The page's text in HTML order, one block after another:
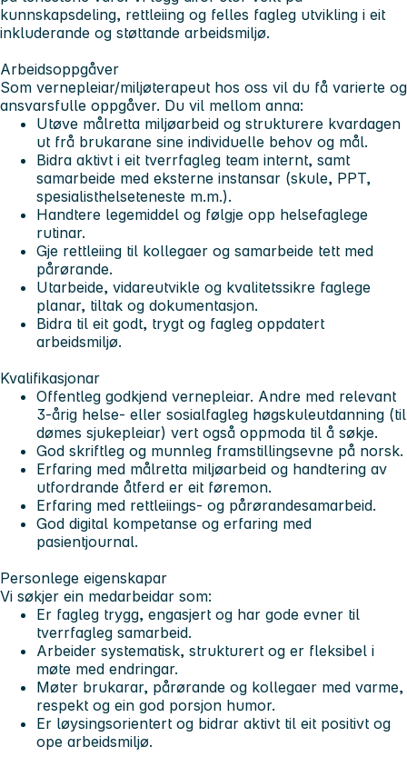
kunnskapsdeling, rettleiing og felles fagleg utvikling i eit
inkluderande og støttande arbeidsmiljø.
Arbeidsoppgåver
Som vernepleiar/miljøterapeut hos oss vil du få varierte og
ansvarsfulle oppgåver. Du vil mellom anna:
Utøve målretta miljøarbeid og strukturere kvardagen
ut frå brukarane sine individuelle behov og mål.
Bidra aktivt i eit tverrfagleg team internt, samt
samarbeide med eksterne instansar (skule, PPT,
spesialisthelseteneste m.m.).
Handtere legemiddel og følgje opp helsefaglege
rutinar.
Gje rettleiing til kollegaer og samarbeide tett med
pårørande.
Utarbeide, vidareutvikle og kvalitetssikre faglege
planar, tiltak og dokumentasjon.
Bidra til eit godt, trygt og fagleg oppdatert
arbeidsmiljø.
Kvalifikasjonar
Offentleg godkjend vernepleiar. Andre med relevant
3-årig helse- eller sosialfagleg høgskuleutdanning (til
dømes sjukepleiar) vert også oppmoda til å søkje.
God skriftleg og munnleg framstillingsevne på norsk.
Erfaring med målretta miljøarbeid og handtering av
utfordrande åtferd er eit føremon.
Erfaring med rettleiings- og pårørandesamarbeid.
God digital kompetanse og erfaring med
pasientjournal.
Personlege eigenskapar
Vi søkjer ein medarbeidar som:
Er fagleg trygg, engasjert og har gode evner til
tverrfagleg samarbeid.
Arbeider systematisk, strukturert og er fleksibel i
møte med endringar.
Møter brukarar, pårørande og kollegaer med varme,
respekt og ein god porsjon humor.
Er løysingsorientert og bidrar aktivt til eit positivt og
ope arbeidsmiljø.